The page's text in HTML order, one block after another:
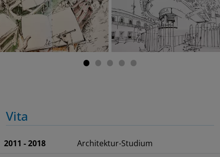
Vita
2011 - 2018
Architektur-Studium